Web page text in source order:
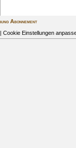
Abonnement
Cookie Einstellungen